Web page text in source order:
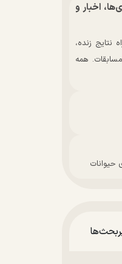
بازی‌ها، اخبار و
جهانی 2026 به همراه نتایج زنده،
همه
حیوانات